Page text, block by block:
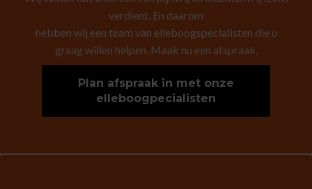
verdient. En daarom
hebben wij een team van elleboogspecialisten die u
graag willen helpen. Maak nu een afspraak.
Plan afspraak in met onze
elleboogpecialisten